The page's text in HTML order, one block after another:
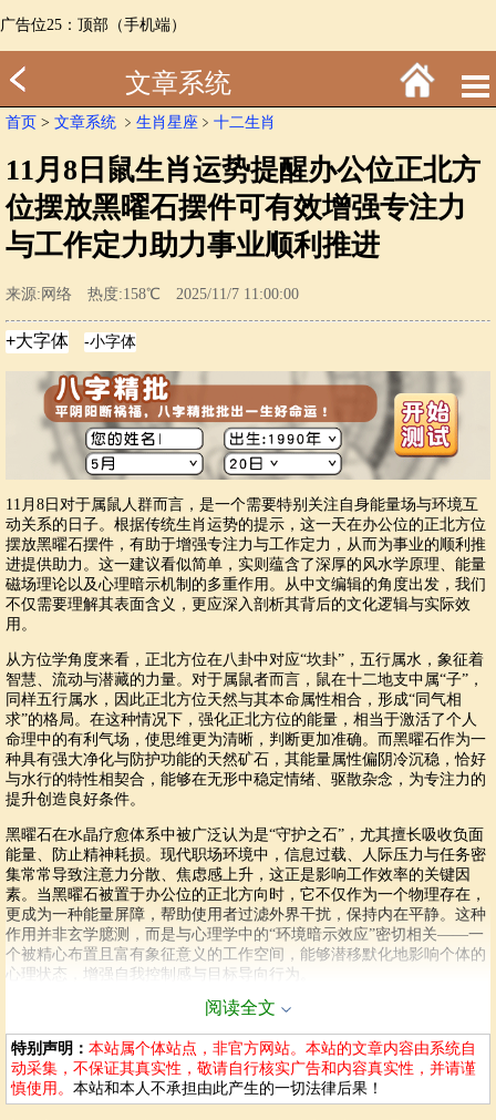
广告位25：顶部（手机端）
文章系统
首页 > 文章系统 ﹥ 生肖星座 ﹥ 十二生肖
11月8日鼠生肖运势提醒办公位正北方
位摆放黑曜石摆件可有效增强专注力
与工作定力助力事业顺利推进
来源:网络 热度:158℃ 2025/11/7 11:00:00
11月8日对于属鼠人群而言，是一个需要特别关注自身能量场与环境互
动关系的日子。根据传统生肖运势的提示，这一天在办公位的正北方位
摆放黑曜石摆件，有助于增强专注力与工作定力，从而为事业的顺利推
进提供助力。这一建议看似简单，实则蕴含了深厚的风水学原理、能量
磁场理论以及心理暗示机制的多重作用。从中文编辑的角度出发，我们
不仅需要理解其表面含义，更应深入剖析其背后的文化逻辑与实际效
用。
从方位学角度来看，正北方位在八卦中对应“坎卦”，五行属水，象征着
智慧、流动与潜藏的力量。对于属鼠者而言，鼠在十二地支中属“子”，
同样五行属水，因此正北方位天然与其本命属性相合，形成“同气相
求”的格局。在这种情况下，强化正北方位的能量，相当于激活了个人
命理中的有利气场，使思维更为清晰，判断更加准确。而黑曜石作为一
种具有强大净化与防护功能的天然矿石，其能量属性偏阴冷沉稳，恰好
与水行的特性相契合，能够在无形中稳定情绪、驱散杂念，为专注力的
提升创造良好条件。
黑曜石在水晶疗愈体系中被广泛认为是“守护之石”，尤其擅长吸收负面
能量、防止精神耗损。现代职场环境中，信息过载、人际压力与任务密
集常常导致注意力分散、焦虑感上升，这正是影响工作效率的关键因
素。当黑曜石被置于办公位的正北方向时，它不仅作为一个物理存在，
更成为一种能量屏障，帮助使用者过滤外界干扰，保持内在平静。这种
作用并非玄学臆测，而是与心理学中的“环境暗示效应”密切相关——一
个被精心布置且富有象征意义的工作空间，能够潜移默化地影响个体的
心理状态，增强自我控制感与目标导向行为。
进一步分析，黑曜石的颜色以深黑为主，黑色在色彩心理学中代表沉
稳、权威与深度思考，能够抑制浮躁情绪，引导人进入深度工作状态。
对于需要长时间集中精力处理复杂事务的职场人士来说，这种视觉与能
量的双重刺激尤为重要。将黑曜石摆放在正北方位，不仅是对空间能量
的优化，更是对个人心智模式的一种积极干预。它提醒使用者：此刻需
收敛心神，专注于当下任务，避免被琐事或情绪波动所牵制。
阅读全文
特别声明： 本站属个体站点，非官方网站。本站的文章内容由系统自
动采集，不保证其真实性，敬请自行核实广告和内容真实性，并请谨
慎使用。 本站和本人不承担由此产生的一切法律后果！